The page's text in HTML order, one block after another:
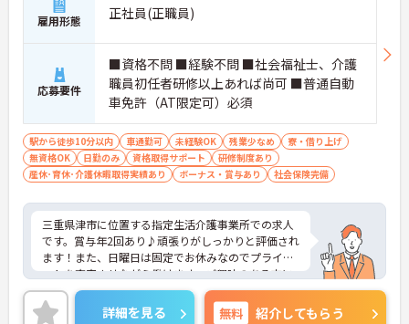
雇用形態 正社員(正職員)
応募要件
■資格不問 ■経験不問 ■社会福祉士、介護
職員初任者研修以上あれば尚可 ■普通自動
車免許（AT限定可）必須
駅から徒歩10分以内 車通勤可 未経験OK 残業少なめ
寮・借り上げ
無資格OK
日勤のみ 資格取得サポート
研修制度あり
産休･育休･介護休暇取得実績あり
ボーナス・賞与あり 社会保険完備
三重県津市に位置する指定生活介護事業所での求人
です。賞与年2回あり♪頑張りがしっかりと評価され
ます！また、日曜日は固定でお休みなのでプライベ
ートを充実させながら働けます。ご興味のある方に
は、面接対策ポイントなど、さらに詳細をご案内し
ますのでお気軽にご相談ください！
詳細を見る 無料 紹介してもらう